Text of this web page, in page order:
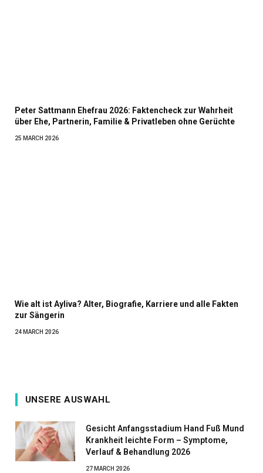
Peter Sattmann Ehefrau 2026: Faktencheck zur Wahrheit
über Ehe, Partnerin, Familie & Privatleben ohne Gerüchte
25 MARCH 2026
Wie alt ist Ayliva? Alter, Biografie, Karriere und alle Fakten
zur Sängerin
24 MARCH 2026
UNSERE AUSWAHL
Gesicht Anfangsstadium Hand Fuß Mund
Krankheit leichte Form – Symptome,
Verlauf & Behandlung 2026
27 MARCH 2026